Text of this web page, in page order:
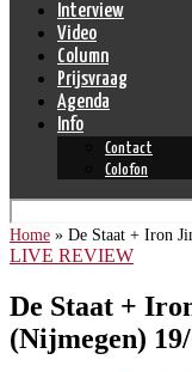
Interview
Video
Column
Prijsvraag
Agenda
Info
Contact
Colofon
Home » De Staat + Iron
LIVE REVIEW
De Staat +
(Nijmegen)